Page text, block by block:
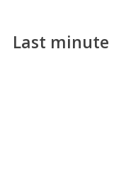
Last minute